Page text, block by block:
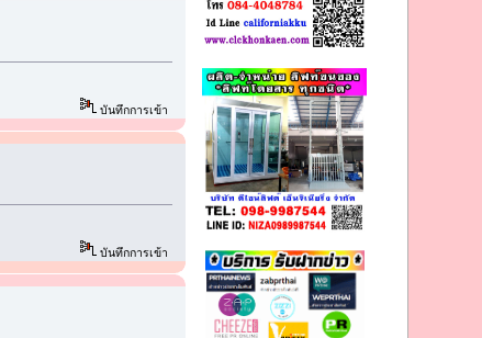
บันทึกการเข้า
บันทึกการเข้า